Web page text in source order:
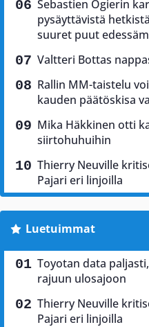
Sebastien Ogierin
pysäyttävistä
suuret puut
Valtteri Bottas
Rallin MM-taistelu
kauden päätöskisa
Mika Häkkinen otti
siirtohuhuihin
Thierry Neuville
Pajari eri linjoilla
Luetuimmat
Toyotan data
rajuun ulosajoon
Thierry Neuville
Pajari eri linjoilla